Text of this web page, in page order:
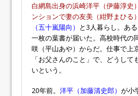
白網島出身の浜崎洋平（伊藤淳史）
ンションで妻の友美（紺野まひる）
（五十嵐陽向） と3人暮らし。あ
一枚の葉書が届いた。高校時代の
咲（平山あや）からだ。仕事で上
「お父さんのこと」で、どうして
いという。
20年前。 洋平（加藤清史郎） が小